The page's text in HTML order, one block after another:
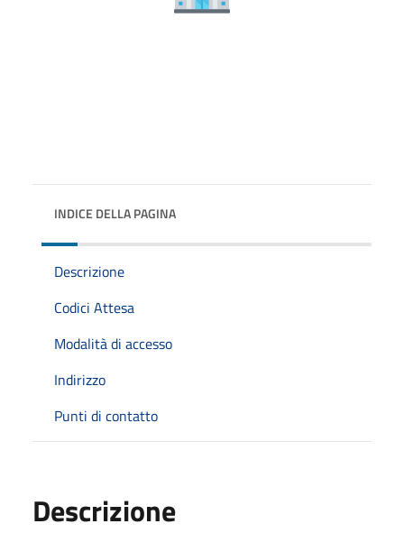
INDICE DELLA PAGINA
Descrizione
Codici Attesa
Modalità di accesso
Indirizzo
Punti di contatto
Descrizione